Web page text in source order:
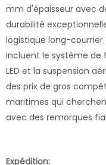
mm d'épaisseur avec
durabilité
logistique long-
incluent le système de
LED et la suspension
des prix de gros
maritimes qui
avec des remorques
Expédition: